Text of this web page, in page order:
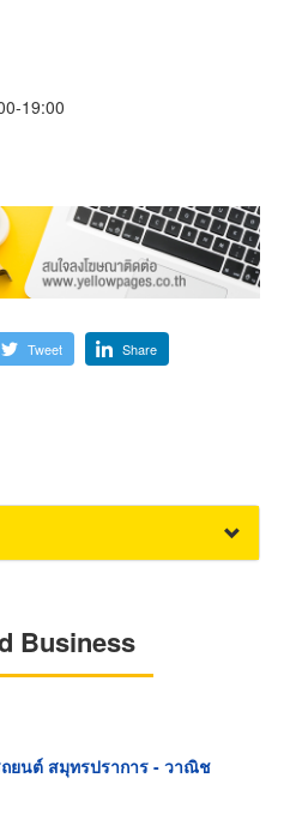
19:00
Tweet Share
Business
ยนต์ สมุทรปราการ - วาณิช